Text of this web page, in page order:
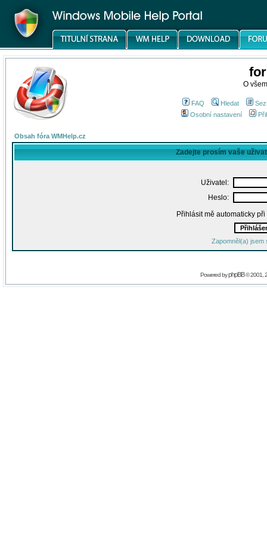
O
FAQ Hledat
Osobní nastavení
Obsah fóra WMHelp.cz
Zadejte prosím vaše
Uživatel:
Heslo:
Přihlásit mě automaticky
Zapomněl(a) jsem
Powered byphpBB© 2001,